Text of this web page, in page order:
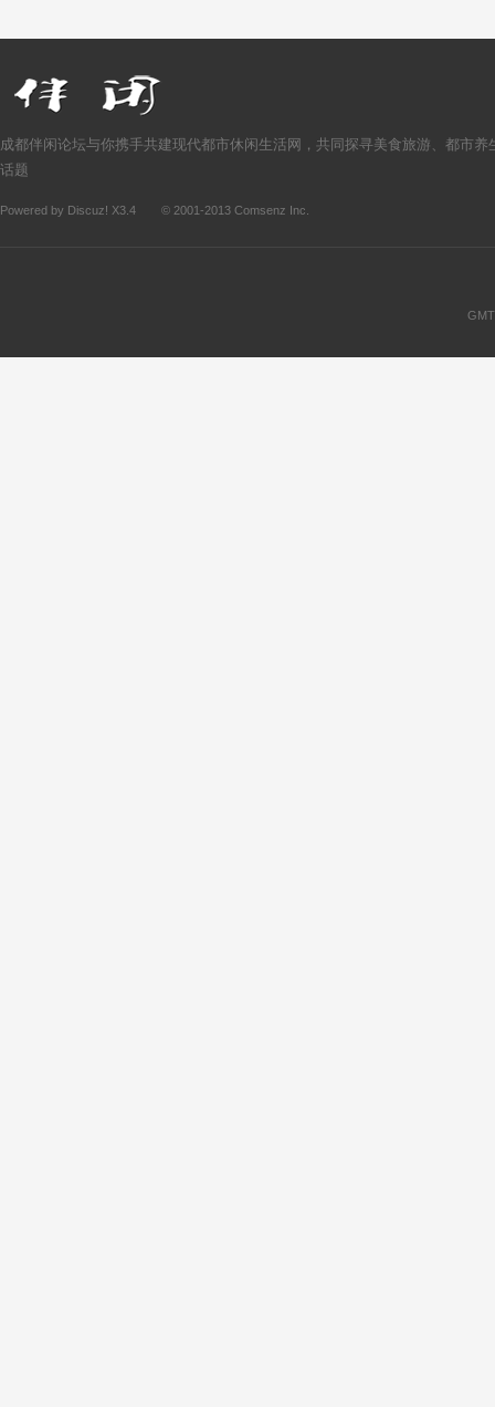
成都伴闲论坛与你携手共建现代都市休闲生活网，共同探寻美食旅游、都市养
话题
Powered by Discuz! X3.4 © 2001-2013 Comsenz Inc.